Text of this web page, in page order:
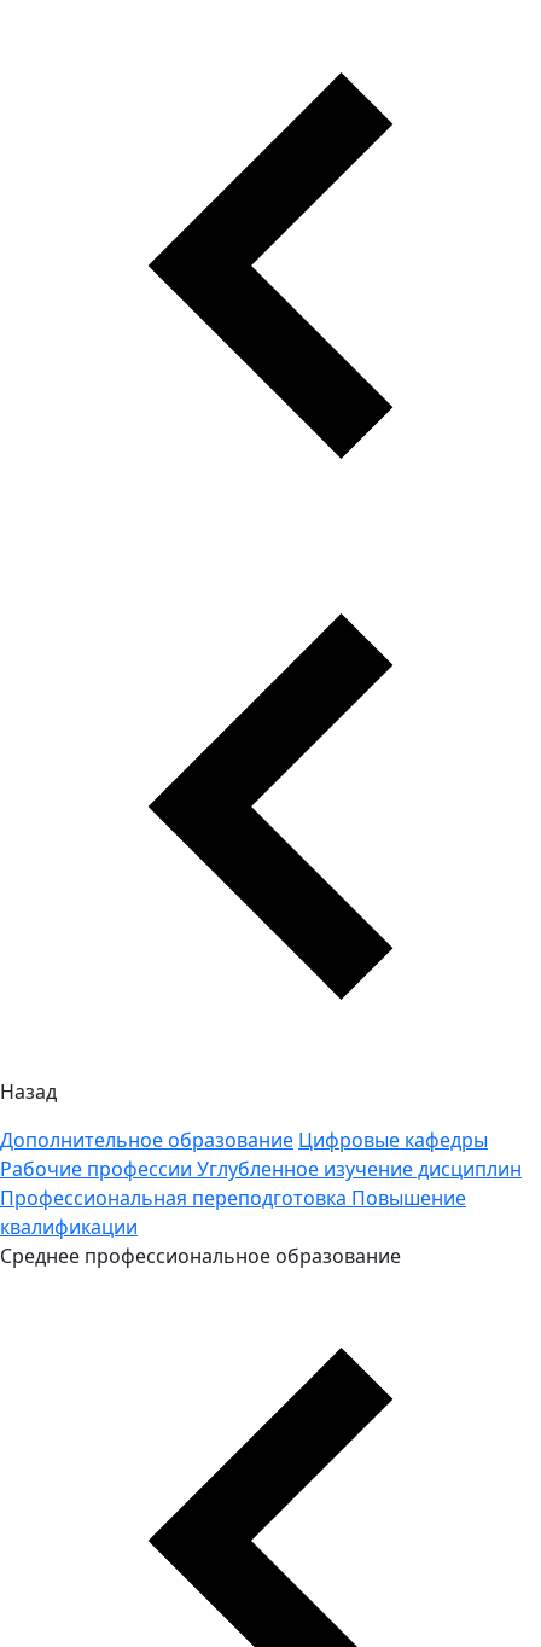
Назад
Дополнительное образование Цифровые кафедры
Рабочие профессии Углубленное изучение дисциплин
Профессиональная переподготовка Повышение
квалификации
Среднее профессиональное образование